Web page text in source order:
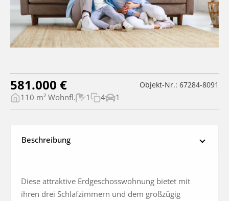
581.000 € Objekt-Nr.: 67284-8091
110 m² Wohnfl. 1 4 1
Beschreibung
Diese attraktive Erdgeschosswohnung bietet mit
ihren drei Schlafzimmern und dem großzügig